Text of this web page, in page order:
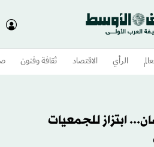
الرأي الاقتصاد ثقافة وفنون
ابتزاز للجمعيات